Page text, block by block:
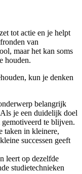
tot actie en je helpt
van
maar het kan soms
houden.
kun je denken
belangrijk
je een duidelijk doel
te blijven.
taken in kleinere,
successen geeft
leert op dezelfde
studietechnieken